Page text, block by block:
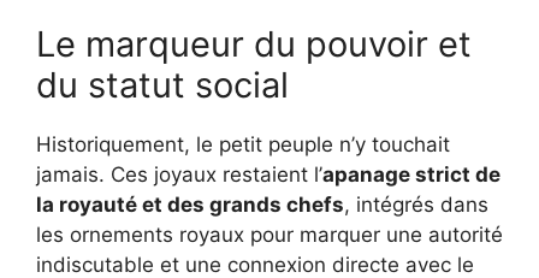
Le marqueur du pouvoir et
du statut social
Historiquement, le petit peuple n’y touchait
jamais. Ces joyaux restaient l’apanage strict de
la royauté et des grands chefs, intégrés dans
les ornements royaux pour marquer une autorité
indiscutable et une connexion directe avec le